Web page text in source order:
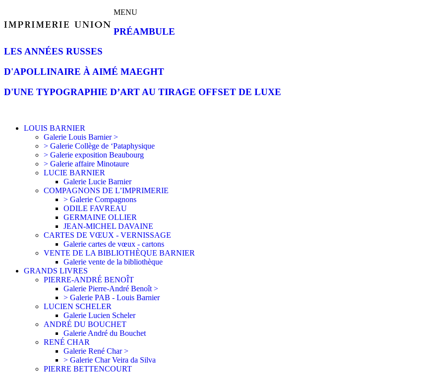
MENU
PRÉAMBULE
LES ANNÉES RUSSES
D'APOLLINAIRE À AIMÉ MAEGHT
D'UNE TYPOGRAPHIE D’ART AU TIRAGE OFFSET DE LUXE
LOUIS BARNIER
Galerie Louis Barnier >
> Galerie Collège de ‘Pataphysique
> Galerie exposition Beaubourg
> Galerie affaire Minotaure
LUCIE BARNIER
Galerie Lucie Barnier
COMPAGNONS DE L’IMPRIMERIE
> Galerie Compagnons
ODILE FAVREAU
GERMAINE OLLIER
JEAN-MICHEL DAVAINE
CARTES DE VŒUX - VERNISSAGE
Galerie cartes de vœux - cartons
VENTE DE LA BIBLIOTHÈQUE BARNIER
Galerie vente de la bibliothèque
GRANDS LIVRES
PIERRE-ANDRÉ BENOÎT
Galerie Pierre-André Benoît >
> Galerie PAB - Louis Barnier
LUCIEN SCHELER
Galerie Lucien Scheler
ANDRÉ DU BOUCHET
Galerie André du Bouchet
RENÉ CHAR
Galerie René Char >
> Galerie Char Veira da Silva
PIERRE BETTENCOURT